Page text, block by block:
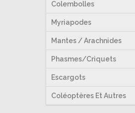
Colembolles
Myriapodes
Mantes / Arachnides
Phasmes/Criquets
Escargots
Coléoptères Et Autres